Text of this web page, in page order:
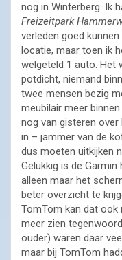
nog in Winterberg. Ik
Freizeitpark
verleden goed
locatie, maar toen ik
welgeteld 1 auto. Het
potdicht, niemand
twee mensen bezig
meubilair meer
nog van gisteren over
in – jammer van de
dus moeten uitkijken
Gelukkig is de
alleen maar het
beter overzicht te
TomTom kan dat ook
meer zien
ouder) waren daar
maar bij TomTom